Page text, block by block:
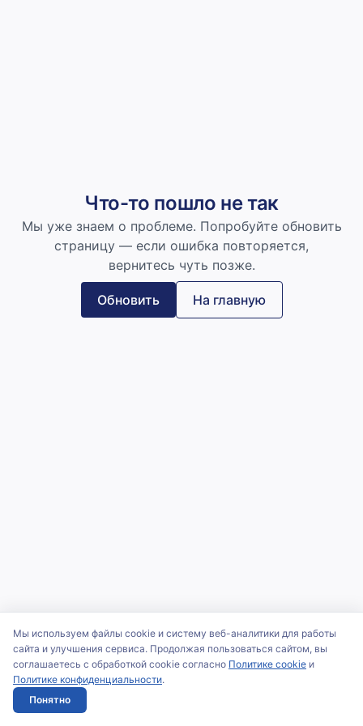
Что-то пошло не так
Мы уже знаем о проблеме. Попробуйте обновить
страницу — если ошибка повторяется,
вернитесь чуть позже.
Обновить На главную
Мы используем файлы cookie и систему веб-аналитики для работы
сайта и улучшения сервиса. Продолжая пользоваться сайтом, вы
соглашаетесь с обработкой cookie согласно Политике cookie и
Политике конфиденциальности.
Понятно